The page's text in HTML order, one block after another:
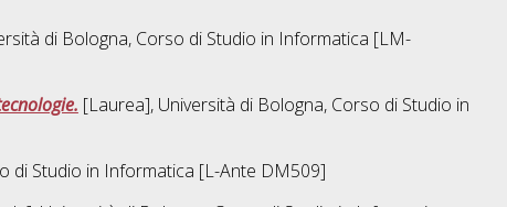
di Bologna, Corso di Studio in Informatica [LM-
[Laurea], Università di Bologna, Corso di Studio in
di Studio in Informatica [L-Ante DM509]